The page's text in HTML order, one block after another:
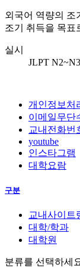
외국어 역량의 조
조기 취득을 목표
실시
JLPT
개인정보처
이메일무단
교내전화번
youtube
인스타그램
대학요람
구분
교내사이트
대학/학과
대학원
분류를 선택하세